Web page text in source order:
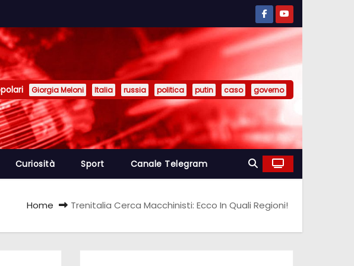
Giorgia Meloni Italia russia politica putin caso governo
Curiosità Sport Canale Telegram
Home Trenitalia Cerca Macchinisti: Ecco In Quali Regioni!